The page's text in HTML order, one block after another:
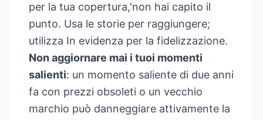
per la tua copertura,'non hai capito il
punto. Usa le storie per raggiungere;
utilizza In evidenza per la fidelizzazione.
Non aggiornare mai i tuoi momenti
salienti: un momento saliente di due anni
fa con prezzi obsoleti o un vecchio
marchio può danneggiare attivamente la